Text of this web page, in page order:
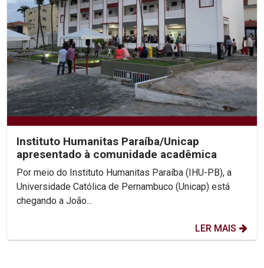
Instituto Humanitas Paraíba/Unicap
apresentado à comunidade acadêmica
Por meio do Instituto Humanitas Paraíba (IHU-PB), a
Universidade Católica de Pernambuco (Unicap) está
chegando a João...
LER MAIS